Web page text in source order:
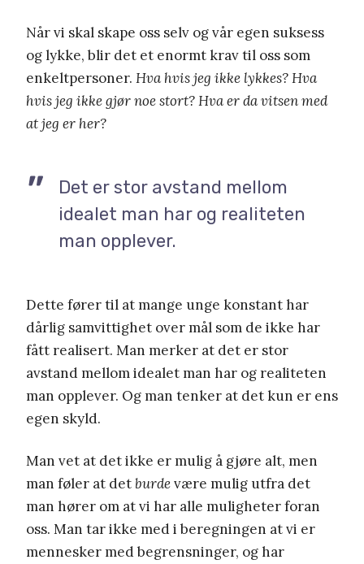
Når vi skal skape oss selv og vår egen suksess
og lykke, blir det et enormt krav til oss som
enkeltpersoner. Hva hvis jeg ikke lykkes? Hva
hvis jeg ikke gjør noe stort? Hva er da vitsen med
at jeg er her?
Det er stor avstand mellom
idealet man har og realiteten
man opplever.
Dette fører til at mange unge konstant har
dårlig samvittighet over mål som de ikke har
fått realisert. Man merker at det er stor
avstand mellom idealet man har og realiteten
man opplever. Og man tenker at det kun er ens
egen skyld.
Man vet at det ikke er mulig å gjøre alt, men
man føler at detburdevære mulig utfra det
man hører om at vi har alle muligheter foran
oss. Man tar ikke med i beregningen at vi er
mennesker med begrensninger, og har